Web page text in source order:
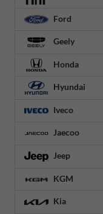
Ford
Geely
Honda
Hyundai
Iveco
Jaecoo
Jeep
KGM
Kia